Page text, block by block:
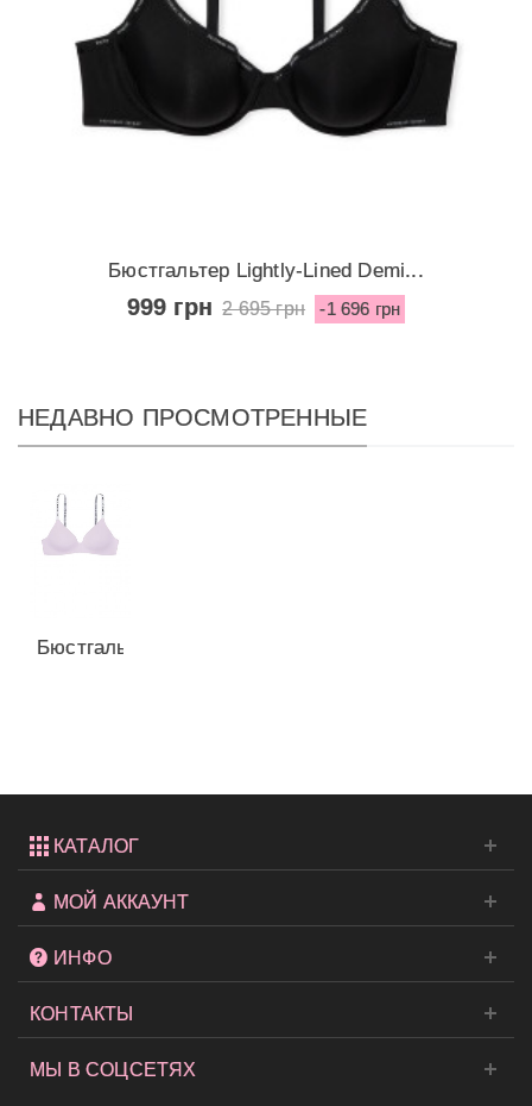
Бюстгальтер Lightly-Lined Demi...
999 грн 2 695 грн -1 696 грн
НЕДАВНО ПРОСМОТРЕННЫЕ
Бюстгальтер
КАТАЛОГ
МОЙ АККАУНТ
ИНФО
КОНТАКТЫ
МЫ В СОЦСЕТЯХ